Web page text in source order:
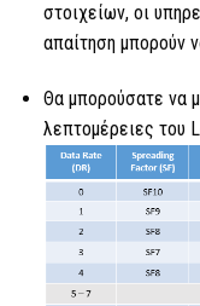
στοιχείων, οι
απαίτηση μπορούν
Θα μπορούσατε να
λεπτομέρειες του